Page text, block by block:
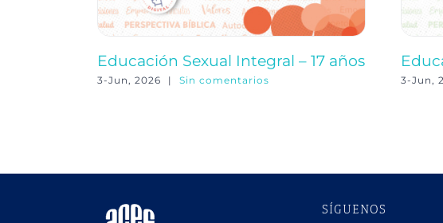
Educación Sexual Integral – 17 años
3-Jun, 2026 | Sin comentarios 3-Jun,
SÍGUENOS